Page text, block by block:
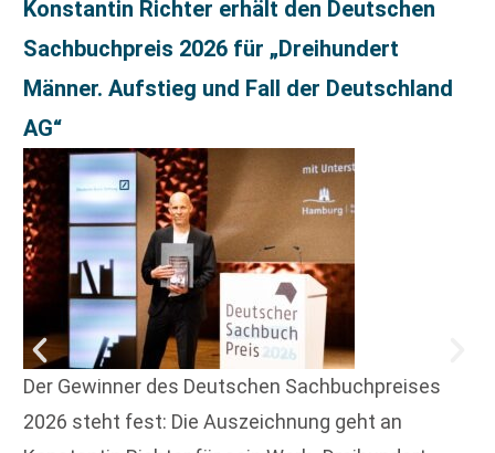
Konstantin Richter erhält den Deutschen
Sachbuchpreis 2026 für „Dreihundert
Männer. Aufstieg und Fall der Deutschland
AG“
Der Gewinner des Deutschen Sachbuchpreises
2026 steht fest: Die Auszeichnung geht an